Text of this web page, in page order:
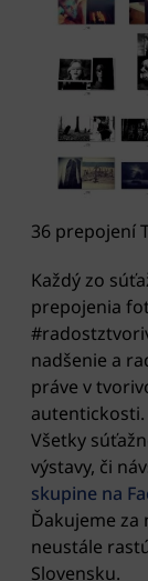
36 prepojení
Každý zo
prepojenia
nadšenie a
práve v
autentickosti.
Všetky
výstavy, či
skupine na
Ďakujeme za
neustále
Slovensku.